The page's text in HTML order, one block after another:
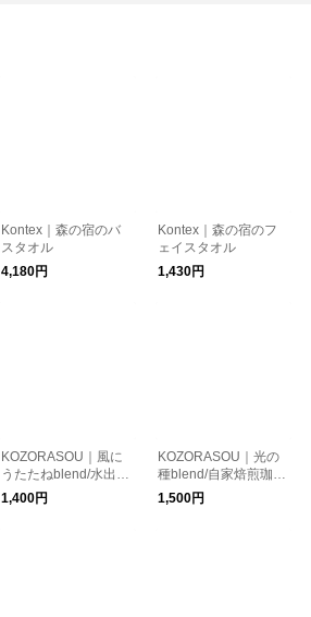
Kontex｜森の宿のバ
スタオル
4,180円
Kontex｜森の宿のフ
ェイスタオル
1,430円
KOZORASOU｜風に
うたたねblend/水出し
コーヒー
1,400円
KOZORASOU｜光の
種blend/自家焙煎珈琲
１５０g
1,500円